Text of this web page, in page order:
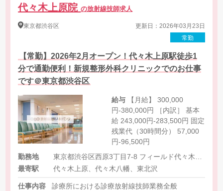
代々木上原院の放射線技師求人
東京都渋谷区
更新日：2026年03月23日
常勤
【常勤】2026年2月オープン！代々木上原駅徒歩1
分で通勤便利！新規整形外科クリニックでのお仕事
です＠東京都渋谷区
給与
円-380,000円 ［内訳］ 基本
給 243,000円-283,500円 固定
残業代（30時間分） 57,000
円-96,500円
勤務地
東京都渋谷区西原3丁目7-8 フィールド代々木上原B1
最寄駅
代々木上原、代々木八幡、東北沢
仕事内容
診療所における診療放射線技師業務全般